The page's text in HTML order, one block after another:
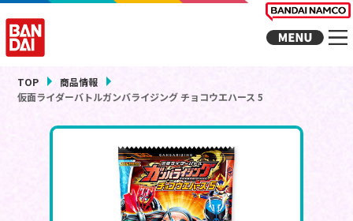
TOP
商品情報
仮面ライダーバトルガンバライジング チョコウエハース 5